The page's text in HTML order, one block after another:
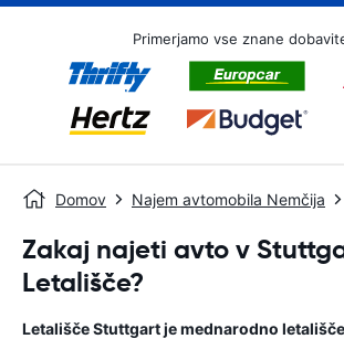
Primerjamo vse znane
Domov Najem avtomobila Nemčija
Zakaj najeti avto v
Letališče?
Letališče Stuttgart je mednarodno